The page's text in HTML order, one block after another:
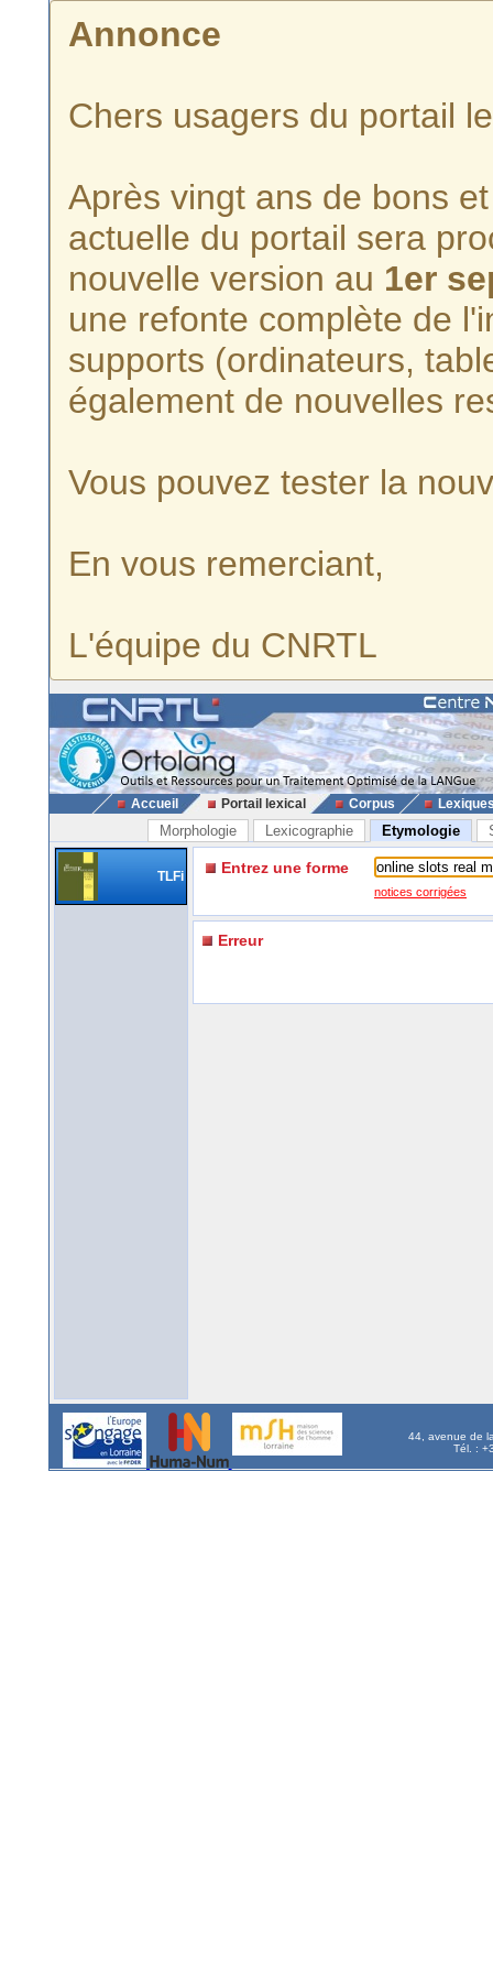
Annonce
Chers usagers du portail
Après vingt ans de bons
actuelle du portail sera
nouvelle version au 1er
une refonte complète de
supports (ordinateurs,
également de nouvelles
Vous pouvez tester la
En vous remerciant,
L'équipe du CNRTL
Accueil Portail lexical Corpus
Morphologie Lexicographie Etymologie
TLFi Entrez une forme
notices corrigées
Erreur
44, avenue de
Tél. :